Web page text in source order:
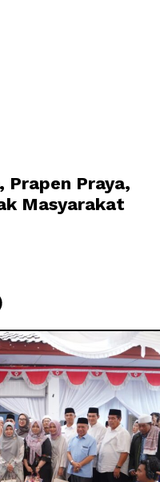
Prapen Praya,
Masyarakat